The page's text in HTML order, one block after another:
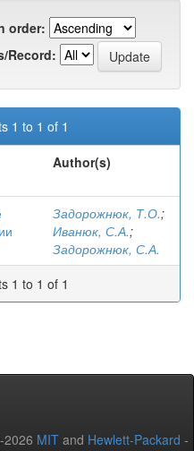
order:
Record:
1 to 1 of 1
Author(s)
Задорожнюк, Т.О.;
Иванюк, С.А.;
Задорожнюк, С.А.
1 to 1 of 1
2026 MIT and Hewlett-Packard -